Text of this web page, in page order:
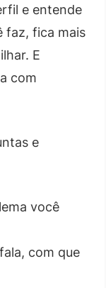
e entende
faz, fica mais
E
com
e
você
com que